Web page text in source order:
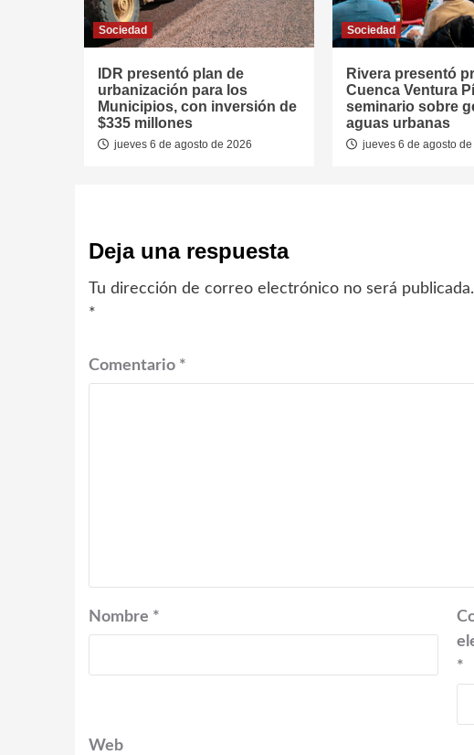
Sociedad
IDR presentó plan de
urbanización para los
Municipios, con inversión de
$335 millones
jueves 6 de agosto de 2026
Sociedad
Rivera presentó
Cuenca Ventura
seminario sobre
aguas urbanas
jueves 6 de agosto
Deja una respuesta
Tu dirección de correo electrónico no será publicada.
*
Comentario *
Nombre *
*
Web